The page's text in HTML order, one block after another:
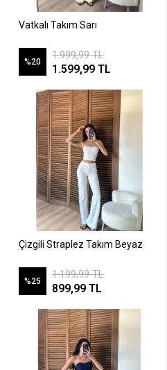
Vatkalı Takım Sarı
%20
1.999,99 TL
1.599,99 TL
Çizgili Straplez Takım Beyaz
%25
1.199,99 TL
899,99 TL